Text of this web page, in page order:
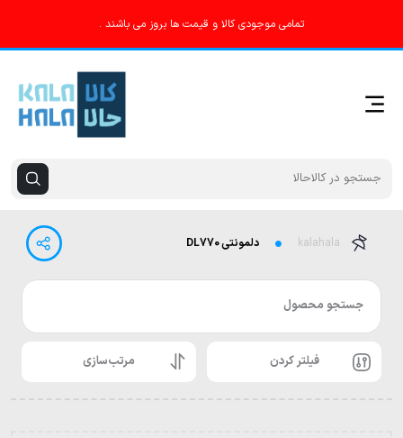
تمامی موجودی کالا و قیمت ها بروز می باشند .
kalahala دلمونتی DL770
جستجو محصول
فیلتر کردن مرتب‌سازی